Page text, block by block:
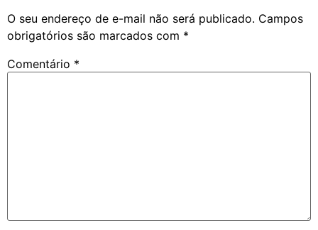
O seu endereço de e-mail não será publicado. Campos
obrigatórios são marcados com *
Comentário *